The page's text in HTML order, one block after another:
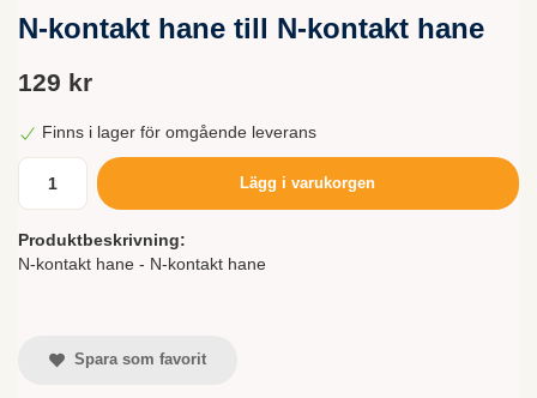
N-kontakt hane till N-kontakt hane
129 kr
Finns i lager för omgående leverans
Lägg i varukorgen
Produktbeskrivning:
N-kontakt hane - N-kontakt hane
Spara som favorit